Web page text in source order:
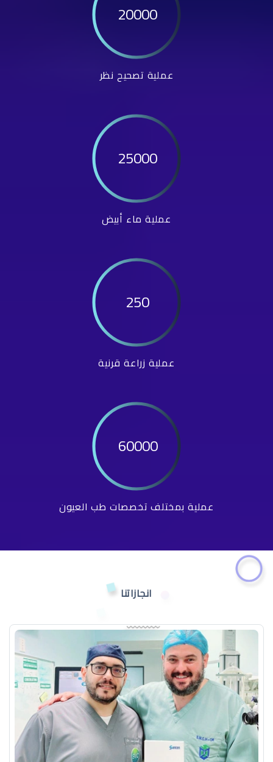
20000
عملية تصحيح نظر
25000
عملية ماء أبيض
250
عملية زراعة قرنية
60000
عملية بمختلف تخصصات طب العيون
انجازاتنا